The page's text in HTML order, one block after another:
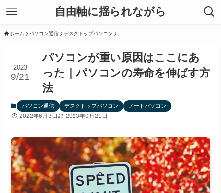
自由軸に揺られながら
ホーム パソコン通信 デスクトップパソコン
パソコンが重い原因はここにあ
った｜パソコンの寿命を伸ばす方
法
2023
9/21
パソコン通信 デスクトップパソコン ノートパソコン
2022年6月3日 2023年9月21日